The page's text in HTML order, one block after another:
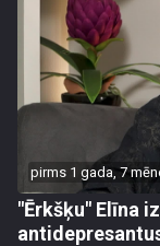
pirms 1 gada, 7
"Ērkšķu" Elīna